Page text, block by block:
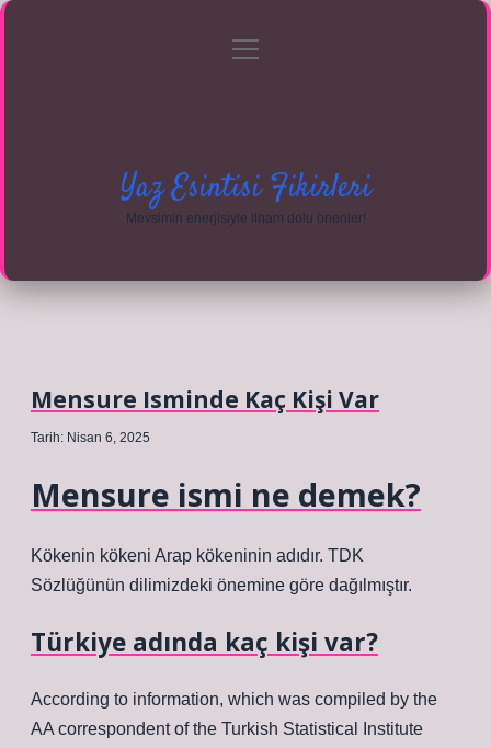
Gizlilik Politikası
menüyü
Yaz Esintisi Fikirleri
Mevsimin enerjisiyle ilham dolu öneriler!
Mensure Isminde Kaç Kişi Var
Tarih: Nisan 6, 2025
Mensure ismi ne demek?
Kökenin kökeni Arap kökeninin adıdır. TDK
Sözlüğünün dilimizdeki önemine göre dağılmıştır.
Türkiye adında kaç kişi var?
According to information, which was compiled by the
AA correspondent of the Turkish Statistical Institute